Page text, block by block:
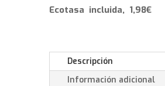
cantidad
Ecotasa incluida, 1,98€
Descripción
Información adicional